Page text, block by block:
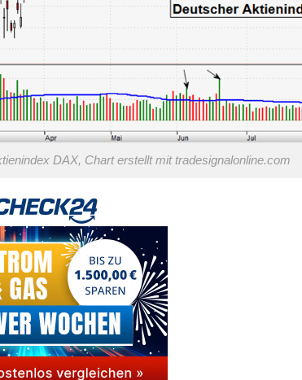
DAX, Chart erstellt mit tradesignalonline.com